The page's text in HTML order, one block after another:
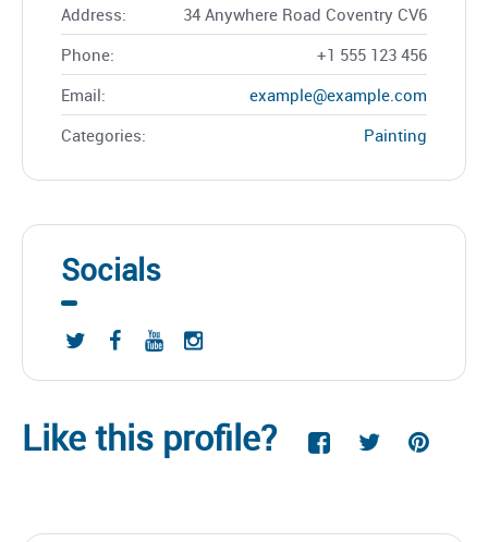
Address:
34 Anywhere Road Coventry CV6
Phone:
+1 555 123 456
Email:
example@example.com
Categories:
Painting
Socials
Like this profile?